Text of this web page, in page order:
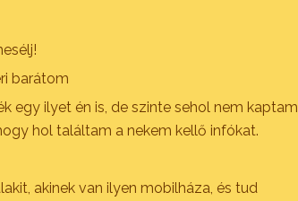
barátom
egy ilyet én is, de szinte sehol nem kaptam
hol találtam a nekem kellő infókat.
akinek van ilyen mobilháza, és tud